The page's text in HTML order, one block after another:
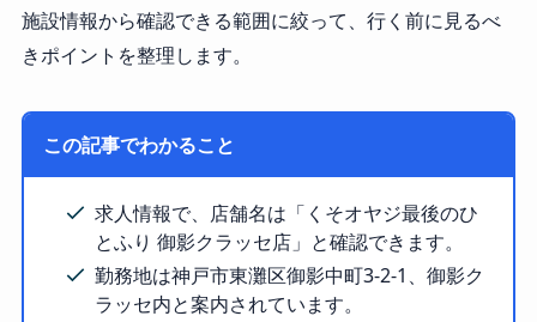
施設情報から確認できる範囲に絞って、行く前に見るべ
きポイントを整理します。
この記事でわかること
求人情報で、店舗名は「くそオヤジ最後のひ
とふり 御影クラッセ店」と確認できます。
勤務地は神戸市東灘区御影中町3-2-1、御影ク
ラッセ内と案内されています。